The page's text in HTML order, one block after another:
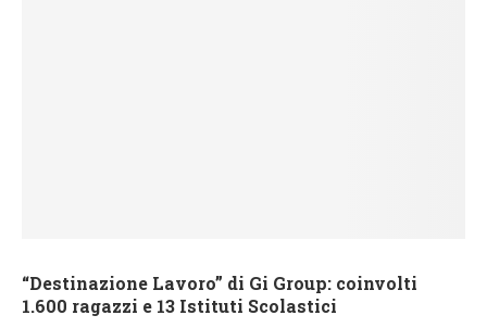
“Destinazione Lavoro” di Gi Group: coinvolti
1.600 ragazzi e 13 Istituti Scolastici